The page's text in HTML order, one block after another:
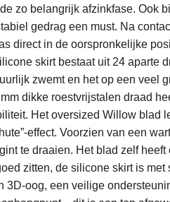
zo belangrijk afzinkfase. Ook
gedrag een must. Na
direct in de oorspronkelijke
skirt bestaat uit 24 aparte
zwemt en het op een veel
dikke roestvrijstalen draad
Het oversized Willow blad
effect. Voorzien van een
te draaien. Het blad zelf heeft
zitten, de silicone skirt is met
3D-oog, een veilige